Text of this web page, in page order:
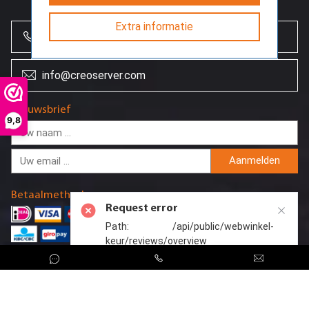
9,8
+31 (0)85 864 0777
info@creoserver.com
Nieuwsbrief
Aanmelden
Betaalmethodes
Extra informatie
Request error
Path: /api/public/webwinkel-
keur/reviews/overview